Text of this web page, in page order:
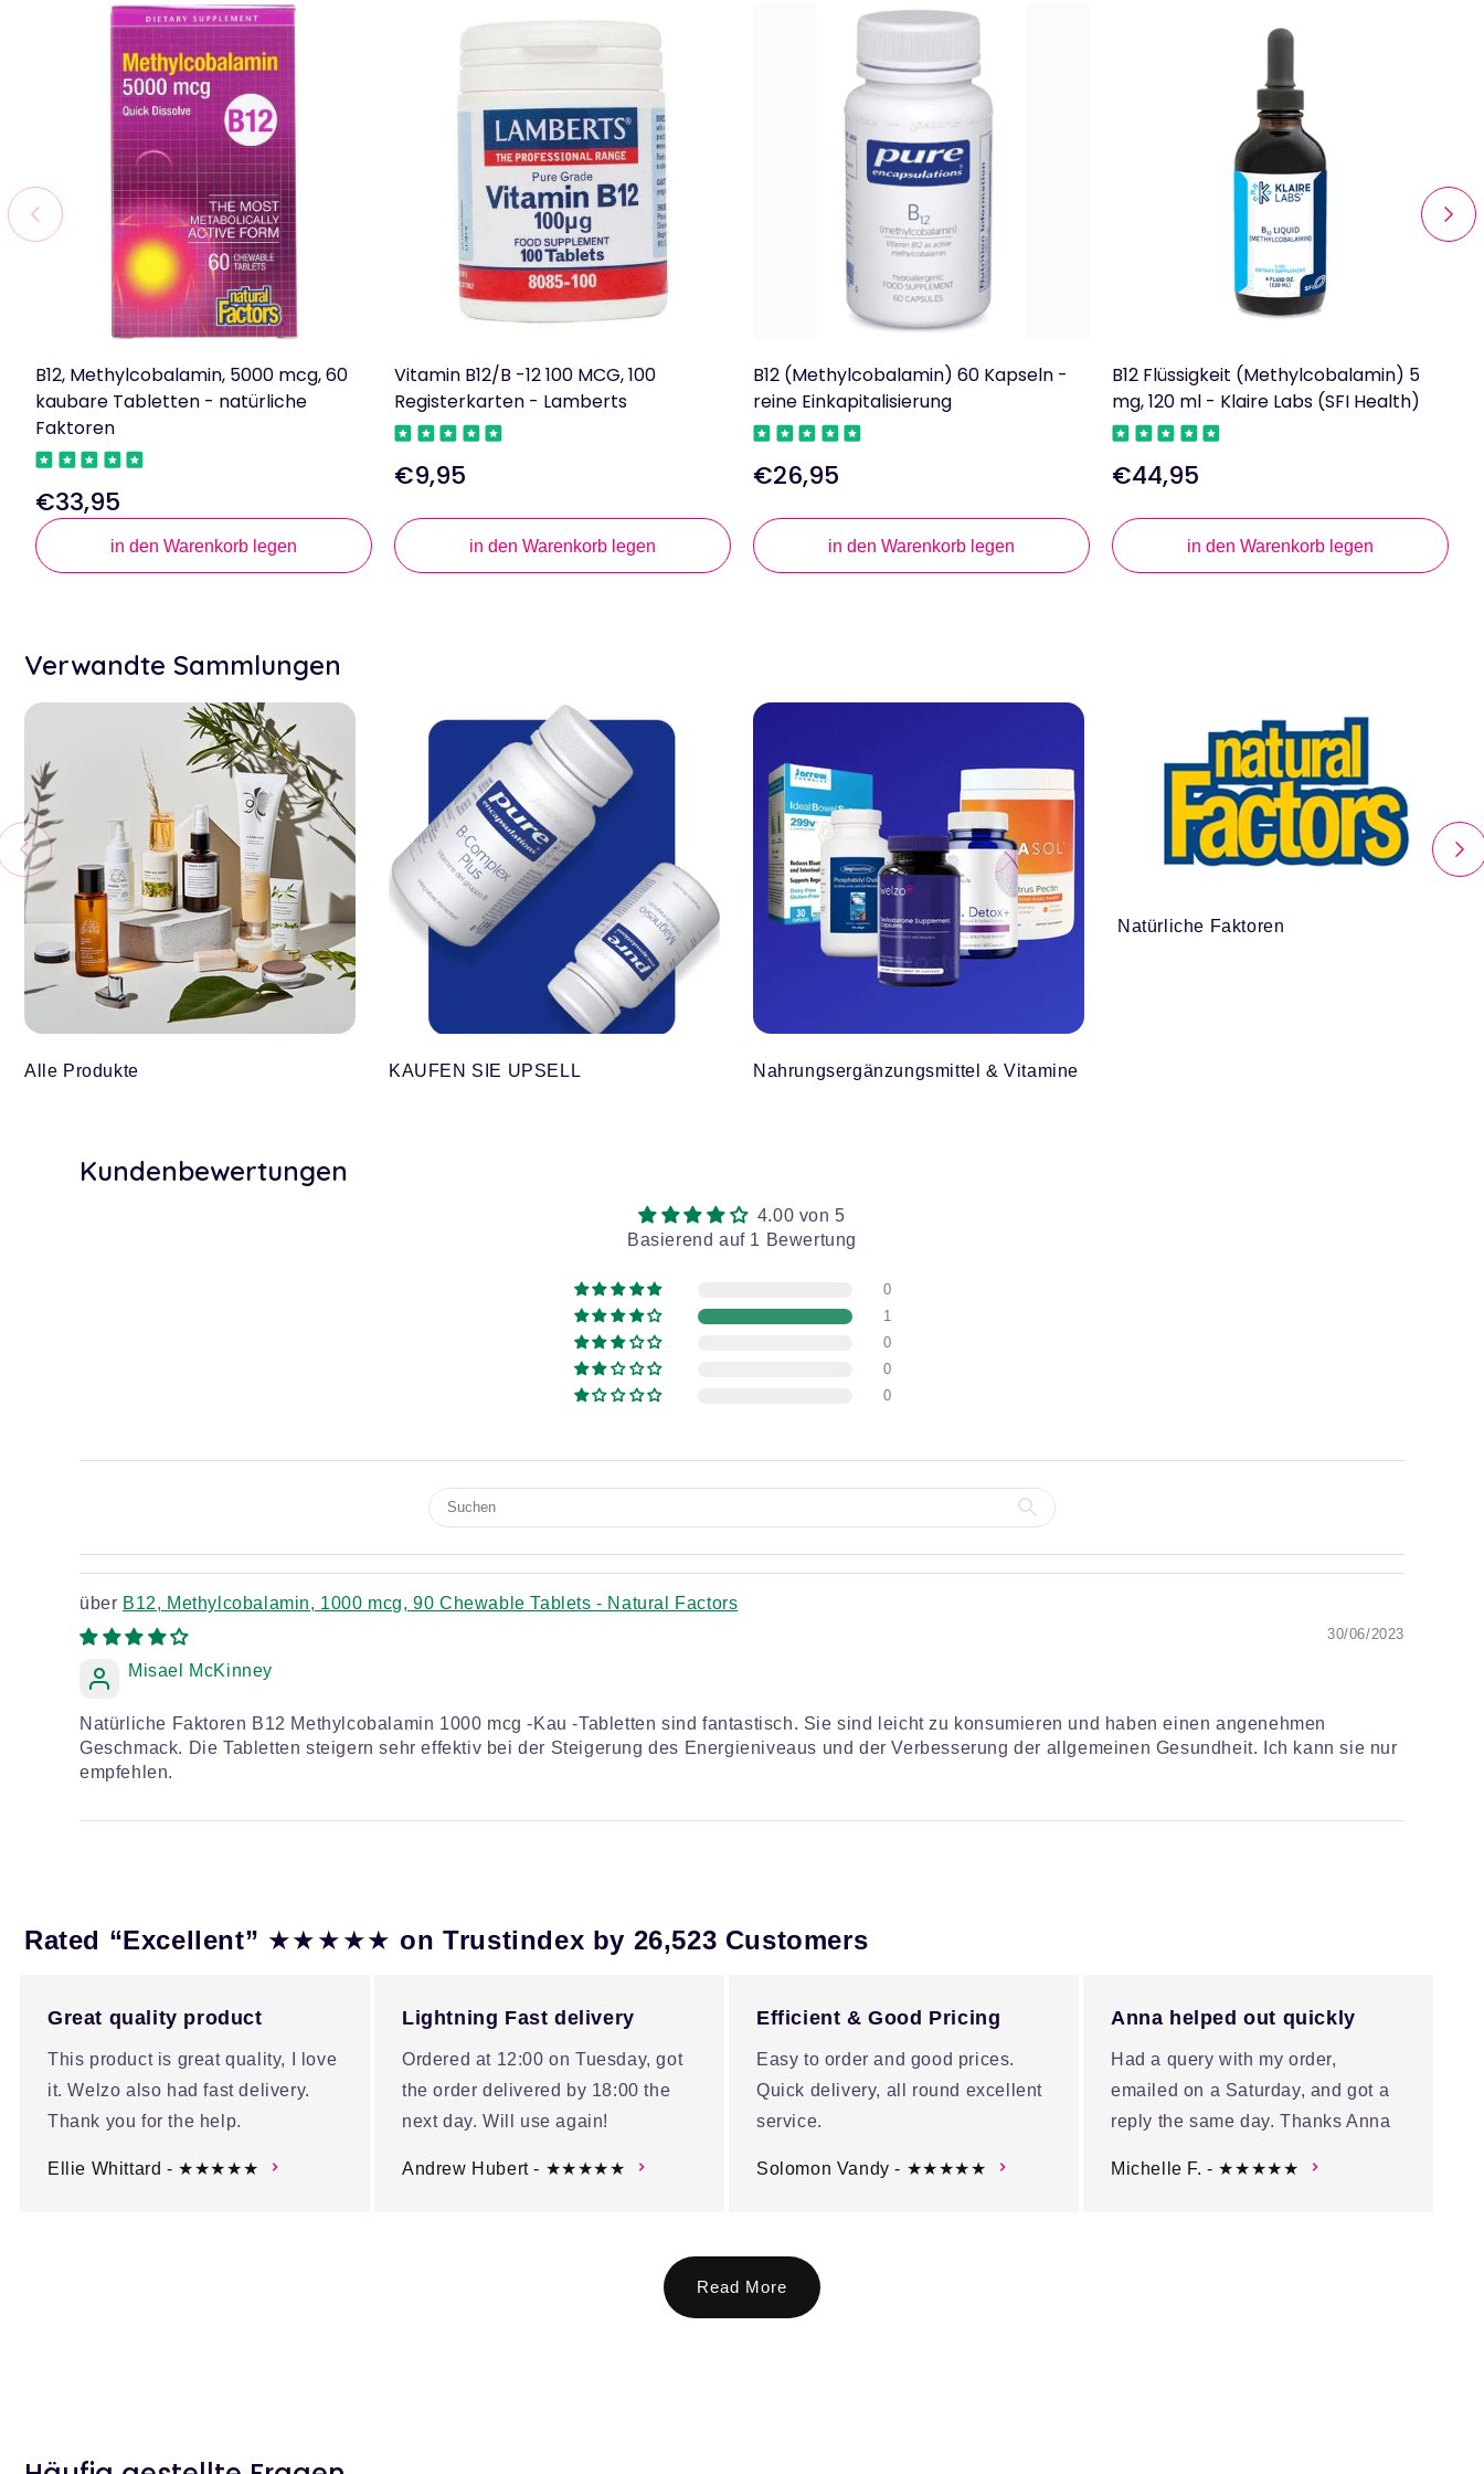
B12, Methylcobalamin, 5000 mcg, 60
kaubare Tabletten - natürliche
Faktoren
Regulärer
Preis
€33,95
in den Warenkorb legen
Vitamin B12/B -12 100 MCG, 100
Registerkarten - Lamberts
Regulärer
€9,95
in den Warenkorb legen
B12 (Methylcobalamin) 60 Kapseln -
reine Einkapitalisierung
Regulärer
€26,95
in den Warenkorb legen
B12 Flüssigkeit (Methylcobalamin) 5
mg, 120 ml - Klaire Labs (SFI Health)
Regulärer
€44,95
in den Warenkorb legen
Verwandte Sammlungen
Alle Produkte KAUFEN SIE UPSELL Nahrungsergänzungsmittel & Vitamine
Natürliche Faktoren
Kundenbewertungen
4.00 von 5
Basierend auf 1 Bewertung
0
1
0
0
0
B12, Methylcobalamin, 1000 mcg, 90 Chewable Tablets - Natural Factors
30/06/2023
Misael McKinney
Natürliche Faktoren B12 Methylcobalamin 1000 mcg -Kau -Tabletten sind fantastisch. Sie sind leicht zu konsumieren und haben einen angenehmen
Geschmack. Die Tabletten steigern sehr effektiv bei der Steigerung des Energieniveaus und der Verbesserung der allgemeinen Gesundheit. Ich kann sie nur
empfehlen.
Rated “Excellent” ★★★★★ on Trustindex by 26,523 Customers
Great quality product
This product is great quality, I love
it. Welzo also had fast delivery.
Thank you for the help.
Ellie Whittard - ★★★★★
Lightning Fast delivery
Ordered at 12:00 on Tuesday, got
the order delivered by 18:00 the
next day. Will use again!
Andrew Hubert - ★★★★★
Efficient & Good Pricing
Easy to order and good prices.
Quick delivery, all round excellent
service.
Solomon Vandy - ★★★★★
Anna helped out quickly
Had a query with my order,
emailed on a Saturday, and got a
reply the same day. Thanks Anna
Michelle F. - ★★★★★
Read More